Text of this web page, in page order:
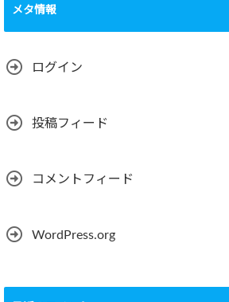
メタ情報
ログイン
投稿フィード
コメントフィード
WordPress.org